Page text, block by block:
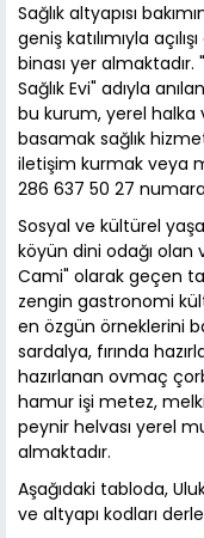
Sağlık altyapısı
geniş katılımıyla
binası yer almaktadır.
Sağlık Evi" adıyla
bu kurum, yerel halka
basamak sağlık
iletişim kurmak veya
286 637 50 27
Sosyal ve kültürel
köyün dini odağı olan
Cami" olarak geçen
zengin gastronomi
en özgün örneklerini
sardalya, fırında
hazırlanan ovmaç
hamur işi metez,
peynir helvası yerel
almaktadır.
Aşağıdaki tabloda,
ve altyapı kodları